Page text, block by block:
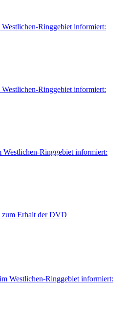
Ringgebiet informiert:
Ringgebiet informiert:
Westlichen-Ringgebiet informiert:
Erhalt der DVD
Westlichen-Ringgebiet informiert: